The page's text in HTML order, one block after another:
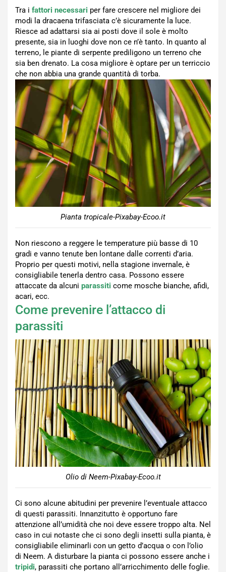
Tra i fattori necessari per fare crescere nel migliore dei
modi la dracaena trifasciata c’è sicuramente la luce.
Riesce ad adattarsi sia ai posti dove il sole è molto
presente, sia in luoghi dove non ce n’è tanto. In quanto al
terreno, le piante di serpente prediligono un terreno che
sia ben drenato. La cosa migliore è optare per un terriccio
che non abbia una grande quantità di torba.
Pianta tropicale-Pixabay-Ecoo.it
Non riescono a reggere le temperature più basse di 10
gradi e vanno tenute ben lontane dalle correnti d’aria.
Proprio per questi motivi, nella stagione invernale, è
consigliabile tenerla dentro casa. Possono essere
attaccate da alcuni parassiti come mosche bianche, afidi,
acari, ecc.
Come prevenire l’attacco di
parassiti
Olio di Neem-Pixabay-Ecoo.it
Ci sono alcune abitudini per prevenire l’eventuale attacco
di questi parassiti. Innanzitutto è opportuno fare
attenzione all’umidità che noi deve essere troppo alta. Nel
caso in cui notaste che ci sono degli insetti sulla pianta, è
consigliabile eliminarli con un getto d’acqua o con l’olio
di Neem. A disturbare la pianta ci possono essere anche i
tripidi, parassiti che portano all’arricchimento delle foglie.